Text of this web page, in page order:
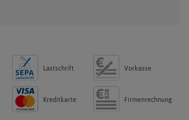
Lastschrift Vorkasse
Kreditkarte Firmenrechnung